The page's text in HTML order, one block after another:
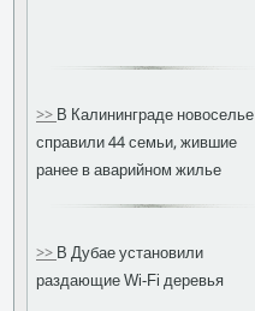
>>В Калининграде новоселье
справили 44 семьи, жившие
ранее в аварийном жилье
>>В Дубае установили
раздающие Wi-Fi деревья